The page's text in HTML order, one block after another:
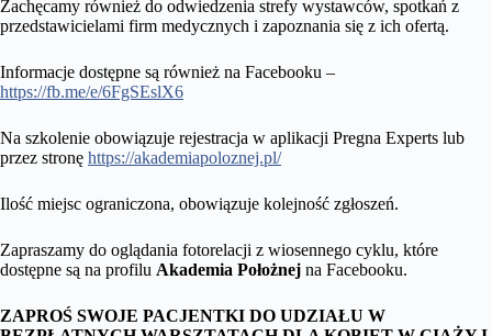
Zachęcamy również do odwiedzenia strefy wystawców, spotkań z
przedstawicielami firm medycznych i zapoznania się z ich ofertą.
Informacje dostępne są również na Facebooku –
https://fb.me/e/6FgSEslX6
Na szkolenie obowiązuje rejestracja w aplikacji Pregna Experts lub
przez stronę https://akademiapoloznej.pl/
Ilość miejsc ograniczona, obowiązuje kolejność zgłoszeń.
Zapraszamy do oglądania fotorelacji z wiosennego cyklu, które
dostępne są na profilu Akademia Położnej na Facebooku.
ZAPROŚ SWOJE PACJENTKI DO UDZIAŁU W